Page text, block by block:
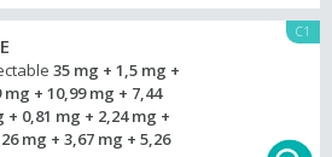
C1
35 mg + 1,5 mg +
mg + 10,99 mg + 7,44
+ 0,81 mg + 2,24 mg +
mg + 3,67 mg + 5,26